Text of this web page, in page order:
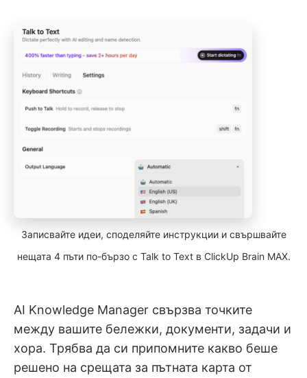
Записвайте идеи, споделяйте инструкции и свършвайте
нещата 4 пъти по-бързо с Talk to Text в ClickUp Brain MAX.
AI Knowledge Manager свързва точките
между вашите бележки, документи, задачи и
хора. Трябва да си припомните какво беше
решено на срещата за пътната карта от